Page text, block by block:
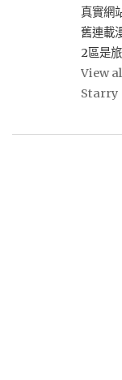
真實網
舊連載
2區是
View
Starry